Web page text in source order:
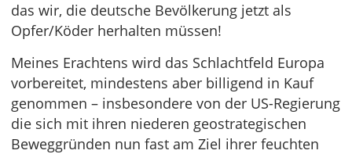
das wir, die deutsche Bevölkerung jetzt als
Opfer/Köder herhalten müssen!
Meines Erachtens wird das Schlachtfeld Europa
vorbereitet, mindestens aber billigend in Kauf
genommen – insbesondere von der US-Regierung
die sich mit ihren niederen geostrategischen
Beweggründen nun fast am Ziel ihrer feuchten